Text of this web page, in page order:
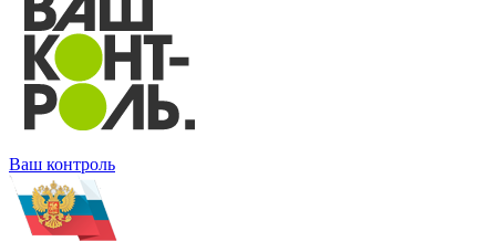
Ваш контроль